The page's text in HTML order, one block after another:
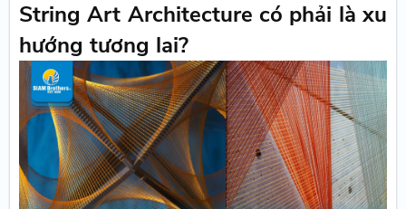
String Art Architecture có phải là xu
hướng tương lai?